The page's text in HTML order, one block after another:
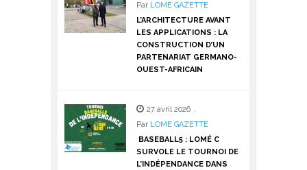
Par LOME GAZETTE
L’ARCHITECTURE AVANT
LES APPLICATIONS : LA
CONSTRUCTION D’UN
PARTENARIAT GERMANO-
OUEST-AFRICAIN
27 avril 2026 ,
Par LOME GAZETTE
BASEBALL5 : LOMÉ C
SURVOLE LE TOURNOI DE
L’INDÉPENDANCE DANS